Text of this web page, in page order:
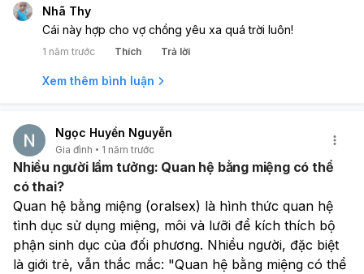
Nhã Thy
Cái này hợp cho vợ chồng yêu xa quá trời luôn!
1 năm trước Thích Trả lời
Xem thêm bình luận
Ngọc Huyền Nguyễn
Gia đình 1 năm trước
Nhiều người lầm tưởng: Quan hệ bằng miệng có thể
có thai?
Quan hệ bằng miệng (oralsex) là hình thức quan hệ
tình dục sử dụng miệng, môi và lưỡi để kích thích bộ
phận sinh dục của đối phương. Nhiều người, đặc biệt
là giới trẻ, vẫn thắc mắc: "Quan hệ bằng miệng có thể